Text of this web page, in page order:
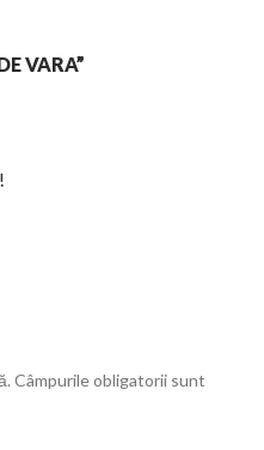
VARA”
Câmpurile obligatorii sunt